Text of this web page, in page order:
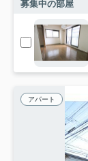
募集中の部屋
アパート